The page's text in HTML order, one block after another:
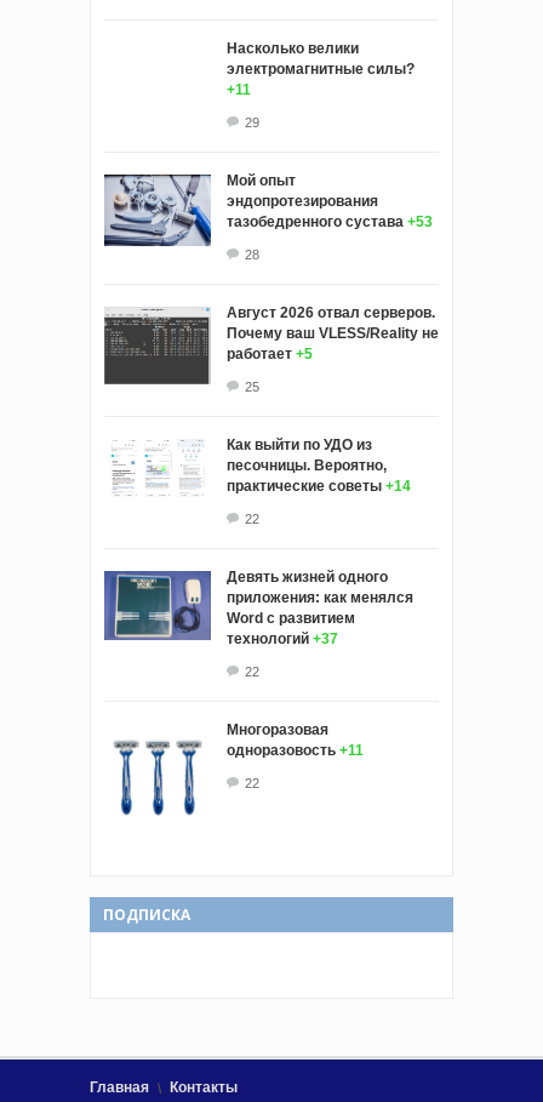
Насколько велики
электромагнитные силы?
+11
29
Мой опыт
эндопротезирования
тазобедренного сустава +53
28
Август 2026 отвал серверов.
Почему ваш VLESS/Reality не
работает +5
25
Как выйти по УДО из
песочницы. Вероятно,
практические советы +14
22
Девять жизней одного
приложения: как менялся
Word с развитием
технологий +37
22
Многоразовая
одноразовость +11
22
ПОДПИСКА
Главная Контакты